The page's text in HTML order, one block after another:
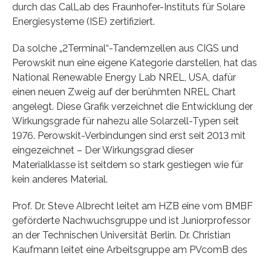
durch das CalLab des Fraunhofer-Instituts für Solare
Energiesysteme (ISE) zertifiziert.
Da solche „2Terminal“-Tandemzellen aus CIGS und
Perowskit nun eine eigene Kategorie darstellen, hat das
National Renewable Energy Lab NREL, USA, dafür
einen neuen Zweig auf der berühmten NREL Chart
angelegt. Diese Grafik verzeichnet die Entwicklung der
Wirkungsgrade für nahezu alle Solarzell-Typen seit
1976. Perowskit-Verbindungen sind erst seit 2013 mit
eingezeichnet – Der Wirkungsgrad dieser
Materialklasse ist seitdem so stark gestiegen wie für
kein anderes Material.
Prof. Dr. Steve Albrecht leitet am HZB eine vom BMBF
geförderte Nachwuchsgruppe und ist Juniorprofessor
an der Technischen Universität Berlin. Dr. Christian
Kaufmann leitet eine Arbeitsgruppe am PVcomB des